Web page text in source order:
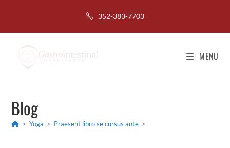
352-383-7703
MENU
Blog
> Yoga > Praesent libro se cursus ante >